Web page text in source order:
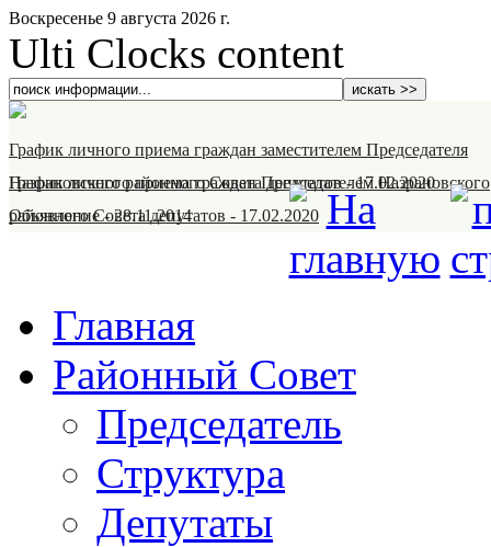
Воскресенье 9 августа 2026 г.
Ulti Clocks content
График личного приема граждан заместителем Председателя
Назрановского районного Совета депутатов-17.02.2020
График личного приема граждан Председателем Назрановского
районного Совета депутатов - 17.02.2020
Объявление-28.11.2014
Главная
Районный Совет
Председатель
Структура
Депутаты